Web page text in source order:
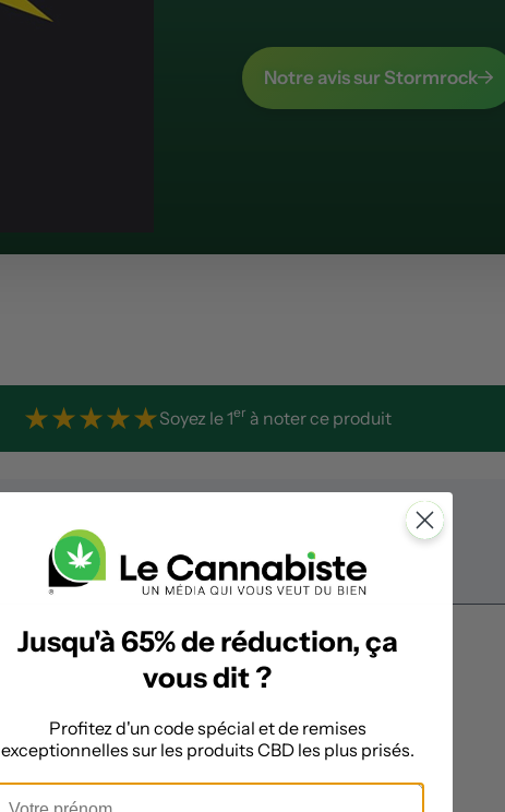
Notre avis sur Stormrock
★★★★★Soyez le 1er à noter ce produit
Jusqu'à 65% de réduction, ça
vous dit ?
Profitez d'un code spécial et de remises
exceptionnelles sur les produits CBD les plus prisés.